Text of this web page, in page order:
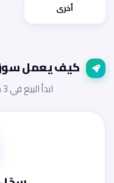
أخرى
كيف يعمل
ابدأ البيع في 3 خطوات بسيطة، مجاناً تماماً